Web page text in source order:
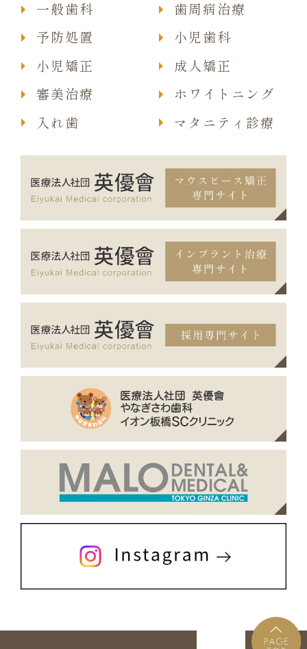
一般歯科
成人矯正
歯周病治療
審美治療
予防処置
ホワイトニング
小児歯科
入れ歯
小児矯正
マタニティ診療